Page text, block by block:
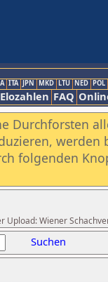
ITA JPN MKD LTU NED POL
Elozahlen FAQ
Durchforsten
werden
folgenden
Wiener
Suchen